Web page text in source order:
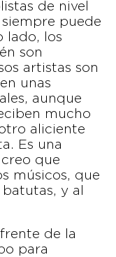
de nivel
puede
lado, los
son
artistas son
unas
aunque
mucho
aliciente
Es una
que
músicos, que
y al
de la
para